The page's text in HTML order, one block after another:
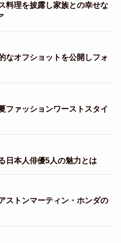
料理を披露し家族との幸せな
なオフショットを公開しフォ
ファッションワーストスタイ
日本人俳優5人の魅力とは
ストンマーティン・ホンダの